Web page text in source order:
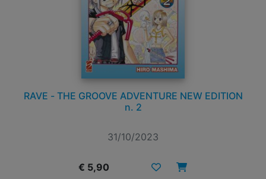
RAVE - THE GROOVE ADVENTURE NEW EDITION
n. 2
31/10/2023
€ 5,90